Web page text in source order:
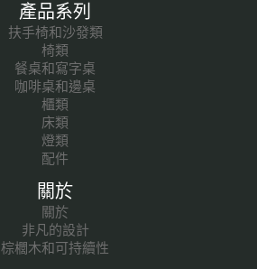
產品系列
扶手椅和沙發類
椅類
餐桌和寫字桌
咖啡桌和邊桌
櫃類
床類
燈類
配件
關於
關於
非凡的設計
棕櫚木和可持續性